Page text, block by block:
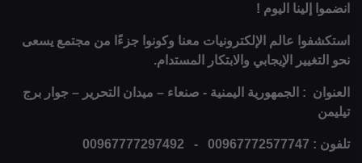
انضموا إلينا اليوم !
استكشفوا عالم الإلكترونيات معنا وكونوا جزءًا من مجتمع يسعى
نحو التغيير الإيجابي والابتكار المستدام.
العنوان : الجمهورية اليمنية - صنعاء – ميدان التحرير – جوار برج
تيليمن
تلفون : 00967772577747 - 00967777297492